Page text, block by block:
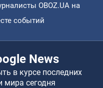
OBOZ.UA на
событий
News
в курсе последних
мира сегодня